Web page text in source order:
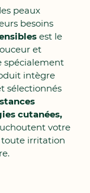
peaux
besoins
est le
et
spécialement
intègre
sélectionnés
cutanées,
votre
toute irritation